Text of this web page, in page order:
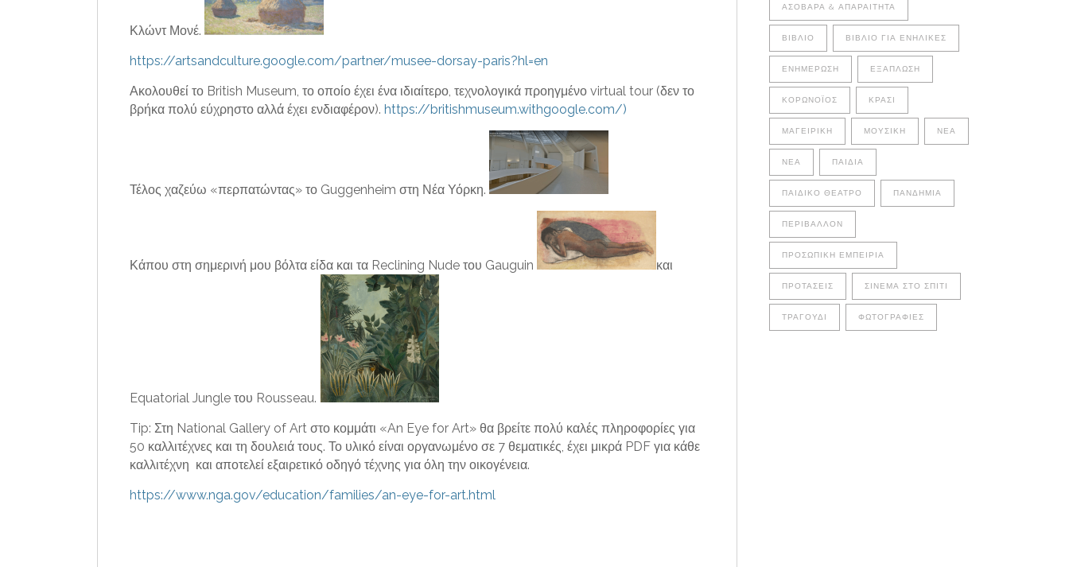
Κλώντ Μονέ.
https://artsandculture.google.com/partner/musee-dorsay-paris?hl=en
Ακολουθεί το British Museum, το οποίο έχει ένα ιδιαίτερο, τεχνολογικά προηγμένο virtual tour (δεν το
βρήκα πολύ εύχρηστο αλλά έχει ενδιαφέρον). https://britishmuseum.withgoogle.com/)
Τέλος χαζεύω «περπατώντας» το Guggenheim στη Νέα Υόρκη.
Κάπου στη σημερινή μου βόλτα είδα και τα Reclining Nude του Gauguin και
Equatorial Jungle του Rousseau.
Tip: Στη National Gallery of Art στο κομμάτι «An Eye for Art» θα βρείτε πολύ καλές πληροφορίες για
50 καλλιτέχνες και τη δουλειά τους. Το υλικό είναι οργανωμένο σε 7 θεματικές, έχει μικρά PDF για κάθε
καλλιτέχνη και αποτελεί εξαιρετικό οδηγό τέχνης για όλη την οικογένεια.
https://www.nga.gov/education/families/an-eye-for-art.html
ΑΣΌΒΑΡΑ & ΑΠΑΡΑΊΤΗΤΑ
ΒΙΒΛΊΟ ΒΙΒΛΊΟ ΓΙΑ ΕΝΉΛΙΚΕΣ
ΕΝΗΜΈΡΩΣΗ ΕΞΆΠΛΩΣΗ
ΚΟΡΩΝΟΪΌΣ ΚΡΑΣΊ
ΜΑΓΕΙΡΙΚΉ ΜΟΥΣΙΚΉ ΝΈΑ
ΝΕΑ ΠΑΙΔΙΆ
ΠΑΙΔΙΚΌ ΘΈΑΤΡΟ ΠΑΝΔΗΜΊΑ
ΠΕΡΙΒΆΛΛΟΝ
ΠΡΟΣΩΠΙΚΉ ΕΜΠΕΙΡΊΑ
ΠΡΟΤΆΣΕΙΣ ΣΙΝΕΜΆ ΣΤΟ ΣΠΊΤΙ
ΤΡΑΓΟΎΔΙ ΦΩΤΟΓΡΑΦΊΕΣ